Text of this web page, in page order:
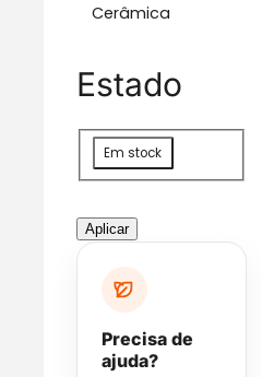
a
Cerâmica
Estado
i
p
o
Em stock
Aplicar
Precisa de
ajuda?